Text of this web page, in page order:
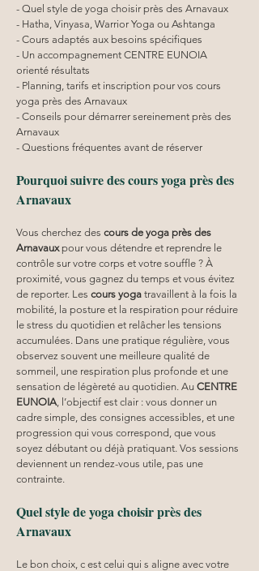
- Quel style de yoga choisir près des Arnavaux
- Hatha, Vinyasa, Warrior Yoga ou Ashtanga
- Cours adaptés aux besoins spécifiques
- Un accompagnement CENTRE EUNOIA
orienté résultats
- Planning, tarifs et inscription pour vos cours
yoga près des Arnavaux
- Conseils pour démarrer sereinement près des
Arnavaux
- Questions fréquentes avant de réserver
Pourquoi suivre des cours yoga près des
Arnavaux
Vous cherchez des cours de yoga près des
Arnavaux pour vous détendre et reprendre le
contrôle sur votre corps et votre souffle ? À
proximité, vous gagnez du temps et vous évitez
de reporter. Les cours yoga travaillent à la fois la
mobilité, la posture et la respiration pour réduire
le stress du quotidien et relâcher les tensions
accumulées. Dans une pratique régulière, vous
observez souvent une meilleure qualité de
sommeil, une respiration plus profonde et une
sensation de légèreté au quotidien. Au CENTRE
EUNOIA , l’objectif est clair : vous donner un
cadre simple, des consignes accessibles, et une
progression qui vous correspond, que vous
soyez débutant ou déjà pratiquant. Vos sessions
deviennent un rendez-vous utile, pas une
contrainte.
Quel style de yoga choisir près des
Arnavaux
Le bon choix, c est celui qui s aligne avec votre